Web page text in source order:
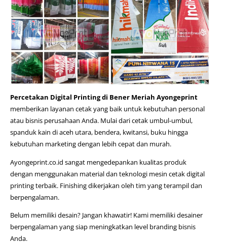
Percetakan Digital Printing di Bener Meriah Ayongeprint
memberikan layanan cetak yang baik untuk kebutuhan personal
atau bisnis perusahaan Anda. Mulai dari cetak umbul-umbul,
spanduk kain di aceh utara, bendera, kwitansi, buku hingga
kebutuhan marketing dengan lebih cepat dan murah.
Ayongeprint.co.id sangat mengedepankan kualitas produk
dengan menggunakan material dan teknologi mesin cetak digital
printing terbaik. Finishing dikerjakan oleh tim yang terampil dan
berpengalaman.
Belum memiliki desain? Jangan khawatir! Kami memiliki desainer
berpengalaman yang siap meningkatkan level branding bisnis
Anda.